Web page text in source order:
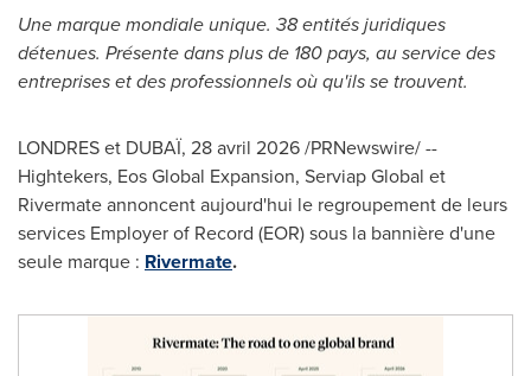
Une marque mondiale unique. 38 entités juridiques
détenues. Présente dans plus de 180 pays, au service des
entreprises et des professionnels où qu'ils se trouvent.
LONDRES et DUBAÏ, 28 avril 2026/PRNewswire/ --
Hightekers, Eos Global Expansion, Serviap Global et
Rivermate annoncent aujourd'hui le regroupement de leurs
services Employer of Record (EOR) sous la bannière d'une
seule marque : Rivermate.